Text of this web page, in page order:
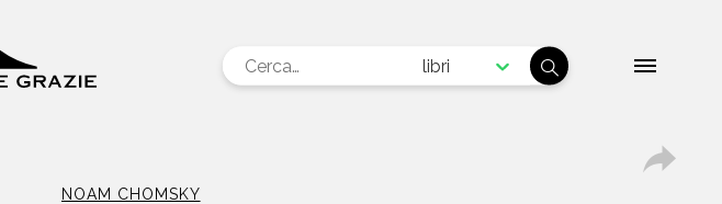
libri
NOAM CHOMSKY